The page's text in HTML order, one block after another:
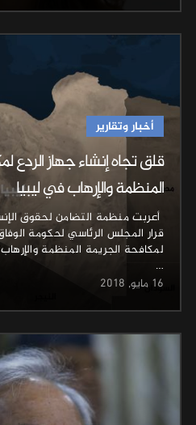
أخبار وتقارير
قلق تجاه إنشاء جهاز الردع
المنظمة والإرهاب في ليبيا
أعربت منظمة التضامن لحقوق
قرار المجلس الرئاسي لحكومة
لمكافحة الجريمة المنظمة
…
16 مايو, 2018